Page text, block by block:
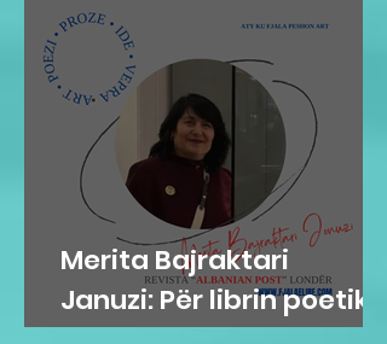
Merita Bajraktari
Januzi: Për librin poetik